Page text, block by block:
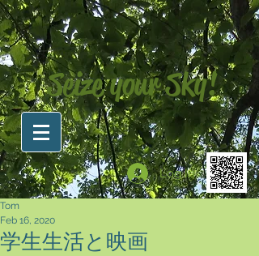
Seize your Sky!
Log In
学生生活と映画
Tom
Feb 16, 2020